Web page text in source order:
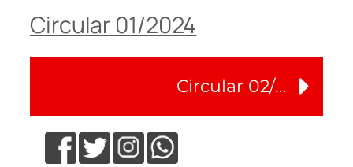
Circular 01/2024
Circular 02/2024